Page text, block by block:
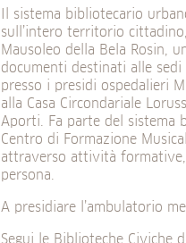
Il sistema bibliotecario
sull’intero territorio
Mausoleo della Bela Rosin,
documenti destinati alle
presso i presidi ospedalieri
alla Casa Circondariale
Aporti. Fa parte del sistema
Centro di Formazione
attraverso attività formative,
persona.
A presidiare l’ambulatorio
Segui le Biblioteche Civiche